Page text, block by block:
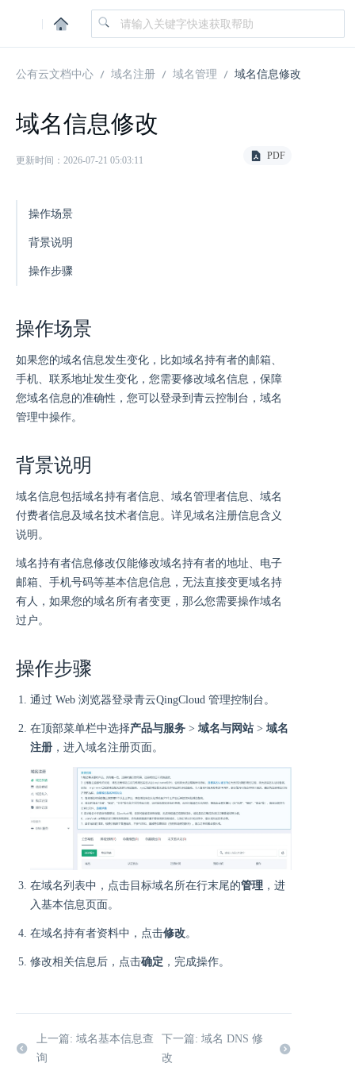
|
公有云文档中心 域名注册 域名管理 域名信息修改
域名信息修改
更新时间：2026-07-21 05:03:11 PDF
操作场景
背景说明
操作步骤
操作场景
如果您的域名信息发生变化，比如域名持有者的邮箱、
手机、联系地址发生变化，您需要修改域名信息，保障
您域名信息的准确性，您可以登录到青云控制台，域名
管理中操作。
背景说明
域名信息包括域名持有者信息、域名管理者信息、域名
付费者信息及域名技术者信息。详见域名注册信息含义
说明。
域名持有者信息修改仅能修改域名持有者的地址、电子
邮箱、手机号码等基本信息信息，无法直接变更域名持
有人，如果您的域名所有者变更，那么您需要操作域名
过户。
操作步骤
通过 Web 浏览器登录青云QingCloud 管理控制台。
在顶部菜单栏中选择产品与服务 > 域名与网站 > 域名
注册 ，进入域名注册页面。
在域名列表中，点击目标域名所在行末尾的管理 ，进
入基本信息页面。
在域名持有者资料中，点击修改。
修改相关信息后，点击确定 ，完成操作。
上一篇: 域名基本信息查
询
下一篇: 域名 DNS 修
改